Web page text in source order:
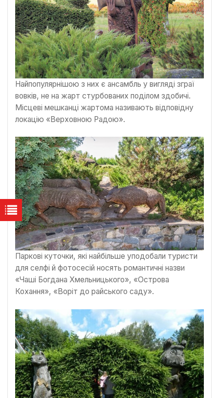
Найпопулярнішою з них є ансамбль у вигляді зграї
вовків, не на жарт стурбованих поділом здобичі.
Місцеві мешканці жартома називають відповідну
локацію «Верховною Радою».
Паркові куточки, які найбільше уподобали туристи
для селфі й фотосесій носять романтичні назви
«Чаші Богдана Хмельницького», «Острова
Кохання», «Воріт до райського саду».